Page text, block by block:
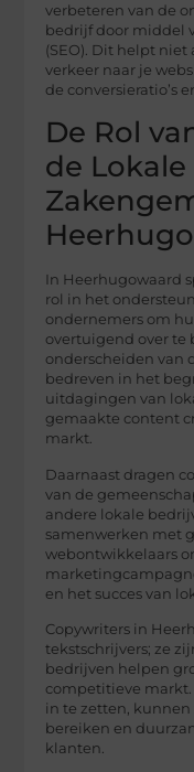
verbeteren van de
bedrijf door middel
(SEO). Dit helpt
verkeer naar je
de conversieratio’s
De Rol
de Lokale
In Heerhugowaard
rol in het
ondernemers om
overtuigend over te
onderscheiden van
bedreven in het
uitdagingen van
gemaakte content
markt.
Daarnaast dragen
van de
andere lokale
samenwerken met
webontwikkelaars
en het succes van
Copywriters in
tekstschrijvers; ze
bedrijven helpen
competitieve
in te zetten,
bereiken en
klanten.